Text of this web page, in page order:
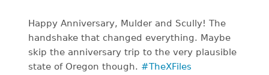
Happy Anniversary, Mulder and Scully! The
handshake that changed everything. Maybe
skip the anniversary trip to the very plausible
state of Oregon though. #TheXFiles